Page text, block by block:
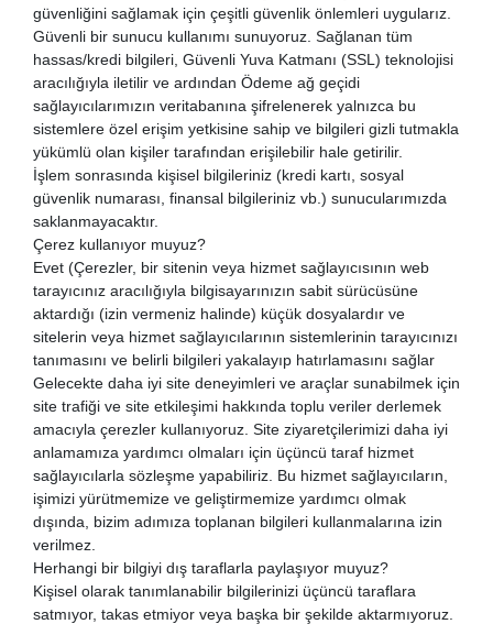
güvenliğini sağlamak için çeşitli güvenlik önlemleri uygularız.
Güvenli bir sunucu kullanımı sunuyoruz. Sağlanan tüm
hassas/kredi bilgileri, Güvenli Yuva Katmanı (SSL) teknolojisi
aracılığıyla iletilir ve ardından Ödeme ağ geçidi
sağlayıcılarımızın veritabanına şifrelenerek yalnızca bu
sistemlere özel erişim yetkisine sahip ve bilgileri gizli tutmakla
yükümlü olan kişiler tarafından erişilebilir hale getirilir.
İşlem sonrasında kişisel bilgileriniz (kredi kartı, sosyal
güvenlik numarası, finansal bilgileriniz vb.) sunucularımızda
saklanmayacaktır.
Çerez kullanıyor muyuz?
Evet (Çerezler, bir sitenin veya hizmet sağlayıcısının web
tarayıcınız aracılığıyla bilgisayarınızın sabit sürücüsüne
aktardığı (izin vermeniz halinde) küçük dosyalardır ve
sitelerin veya hizmet sağlayıcılarının sistemlerinin tarayıcınızı
tanımasını ve belirli bilgileri yakalayıp hatırlamasını sağlar
Gelecekte daha iyi site deneyimleri ve araçlar sunabilmek için
site trafiği ve site etkileşimi hakkında toplu veriler derlemek
amacıyla çerezler kullanıyoruz. Site ziyaretçilerimizi daha iyi
anlamamıza yardımcı olmaları için üçüncü taraf hizmet
sağlayıcılarla sözleşme yapabiliriz. Bu hizmet sağlayıcıların,
işimizi yürütmemize ve geliştirmemize yardımcı olmak
dışında, bizim adımıza toplanan bilgileri kullanmalarına izin
verilmez.
Herhangi bir bilgiyi dış taraflarla paylaşıyor muyuz?
Kişisel olarak tanımlanabilir bilgilerinizi üçüncü taraflara
satmıyor, takas etmiyor veya başka bir şekilde aktarmıyoruz.